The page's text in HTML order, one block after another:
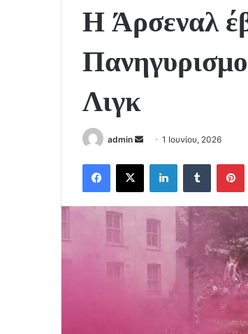
Η Άρσεναλ
Λιγκ
admin
Send
email
1 Ιουνίου, 2026
Facebook
X LinkedInTumblr